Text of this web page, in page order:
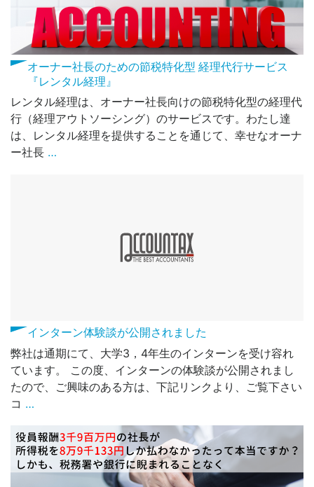
オーナー社長のための節税特化型 経理代行サービス
『レンタル経理』
レンタル経理は、オーナー社長向けの節税特化型の経理代
行（経理アウトソーシング）のサービスです。わたし達
は、レンタル経理を提供することを通じて、幸せなオーナ
ー社長 …
インターン体験談が公開されました
弊社は通期にて、大学3，4年生のインターンを受け容れ
ています。 この度、インターンの体験談が公開されまし
たので、ご興味のある方は、下記リンクより、ご覧下さい
コ …